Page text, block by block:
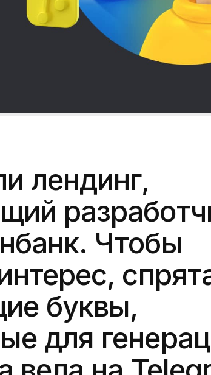
лендинг,
Чтобы
буквы,
для